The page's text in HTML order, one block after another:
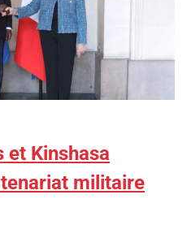
et Kinshasa
militaire